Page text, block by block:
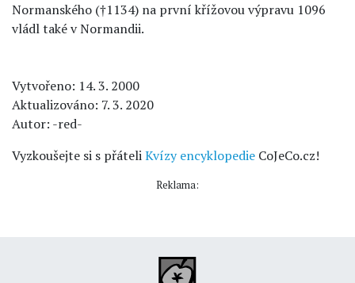
Normanského (†1134) na první křížovou výpravu 1096
vládl také v Normandii.
Vytvořeno: 14. 3. 2000
Aktualizováno: 7. 3. 2020
Autor: -red-
Vyzkoušejte si s přáteliKvízy encyklopedie CoJeCo.cz!
Reklama: